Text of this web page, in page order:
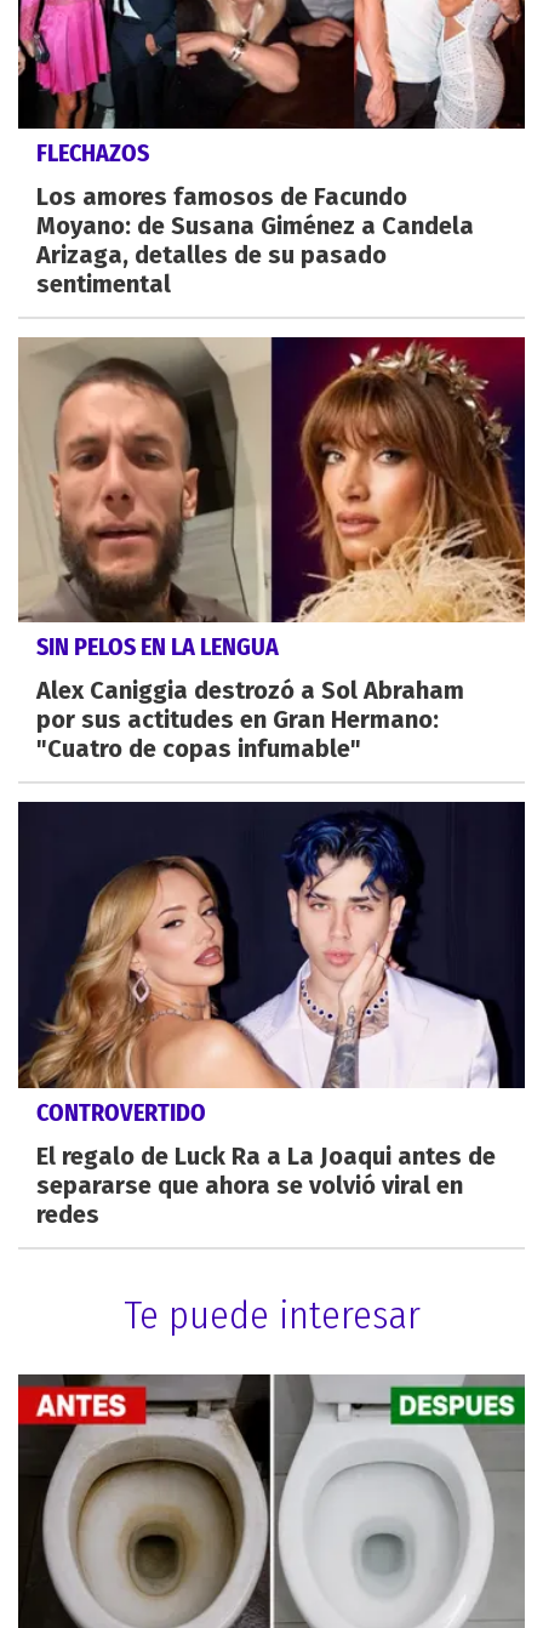
FLECHAZOS
Los amores famosos de Facundo
Moyano: de Susana Giménez a Candela
Arizaga, detalles de su pasado
sentimental
SIN PELOS EN LA LENGUA
Alex Caniggia destrozó a Sol Abraham
por sus actitudes en Gran Hermano:
"Cuatro de copas infumable"
CONTROVERTIDO
El regalo de Luck Ra a La Joaqui antes de
separarse que ahora se volvió viral en
redes
Te puede interesar